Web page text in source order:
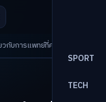
SPORT
TECH
ควรรู้/ดอกเบี้ยขาขึ้นรอบใหม่! จั